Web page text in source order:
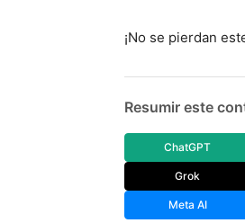
¡No se pierdan
Resumir este
ChatGPT
Grok
Meta AI